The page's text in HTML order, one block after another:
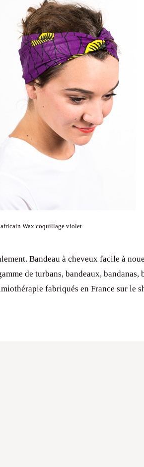
africain Wax coquillage violet
Bandeau à cheveux facile à
de turbans, bandeaux, bandanas,
fabriqués en France sur le